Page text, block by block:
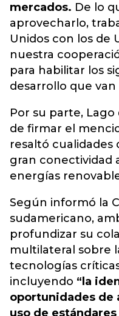
mercados. De lo
aprovecharlo,
Unidos con los de
nuestra
para habilitar los
desarrollo que
Por su parte,
de firmar el
resaltó cualidades
gran conectividad
energías
Según informó la
sudamericano,
profundizar su
multilateral sobre
tecnologías
incluyendo “la
oportunidades de
uso de